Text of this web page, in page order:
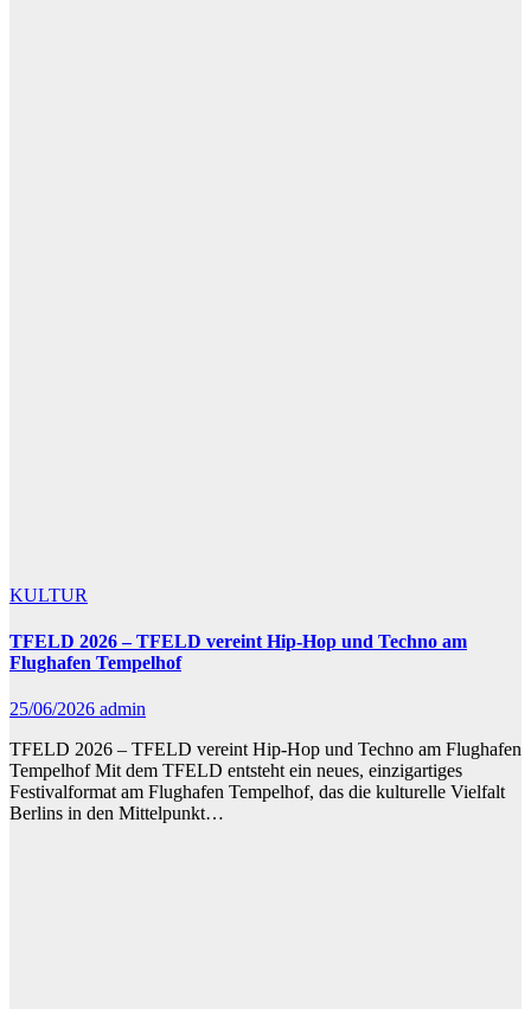
KULTUR
TFELD 2026 – TFELD vereint Hip-Hop und Techno am
Flughafen Tempelhof
25/06/2026 admin
TFELD 2026 – TFELD vereint Hip-Hop und Techno am Flughafen
Tempelhof Mit dem TFELD entsteht ein neues, einzigartiges
Festivalformat am Flughafen Tempelhof, das die kulturelle Vielfalt
Berlins in den Mittelpunkt…